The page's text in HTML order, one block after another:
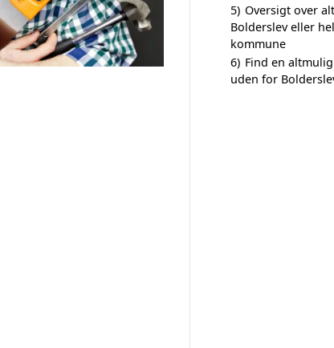
5) Oversigt over
Bolderslev eller
kommune
6) Find en
uden for